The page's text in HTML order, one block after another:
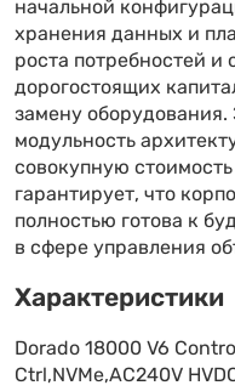
начальной
хранения данных и
роста потребностей и
дорогостоящих
замену оборудования.
модульность
совокупную
гарантирует, что
полностью готова к
в сфере управления
Характеристики
Dorado 18000 V6
Ctrl,NVMe,AC240V